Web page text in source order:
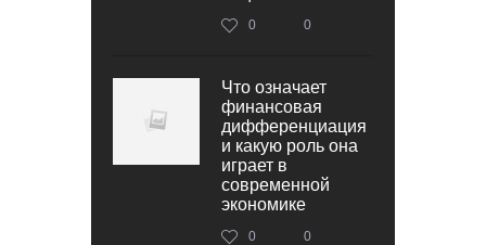
0 0
Что означает
финансовая
дифференциация
и какую роль она
играет в
современной
экономике
0 0